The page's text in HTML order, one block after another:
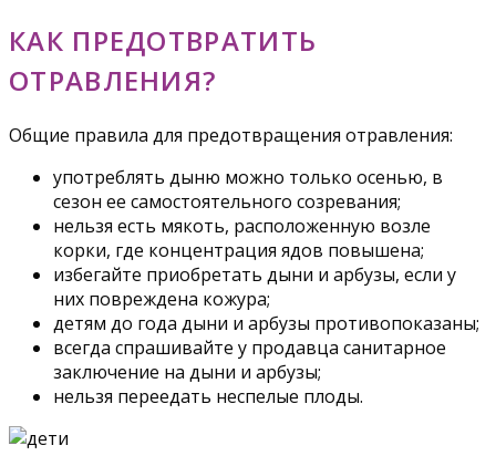
КАК ПРЕДОТВРАТИТЬ
ОТРАВЛЕНИЯ?
Общие правила для предотвращения отравления:
употреблять дыню можно только осенью, в
сезон ее самостоятельного созревания;
нельзя есть мякоть, расположенную возле
корки, где концентрация ядов повышена;
избегайте приобретать дыни и арбузы, если у
них повреждена кожура;
детям до года дыни и арбузы противопоказаны;
всегда спрашивайте у продавца санитарное
заключение на дыни и арбузы;
нельзя переедать неспелые плоды.